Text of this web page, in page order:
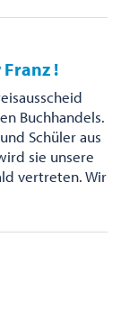
!
Buchhandels.
Schüler aus
sie unsere
vertreten. Wir